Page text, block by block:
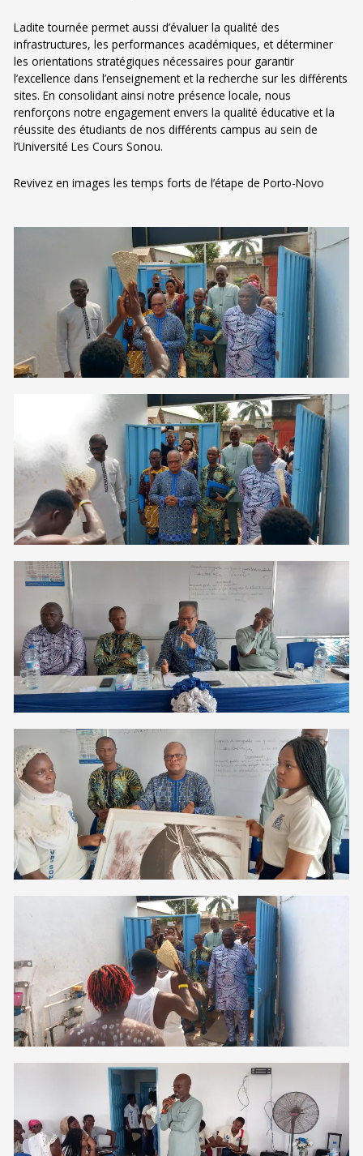
Ladite tournée permet aussi d’évaluer la qualité des
infrastructures, les performances académiques, et déterminer
les orientations stratégiques nécessaires pour garantir
l’excellence dans l’enseignement et la recherche sur les différents
sites. En consolidant ainsi notre présence locale, nous
renforçons notre engagement envers la qualité éducative et la
réussite des étudiants de nos différents campus au sein de
l’Université Les Cours Sonou.
Revivez en images les temps forts de l’étape de Porto-Novo